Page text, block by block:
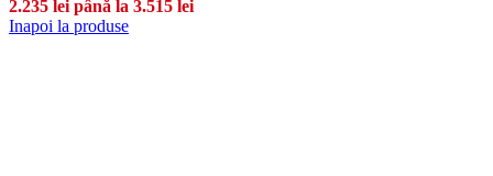
2.235 lei până la 3.515 lei
Inapoi la produse